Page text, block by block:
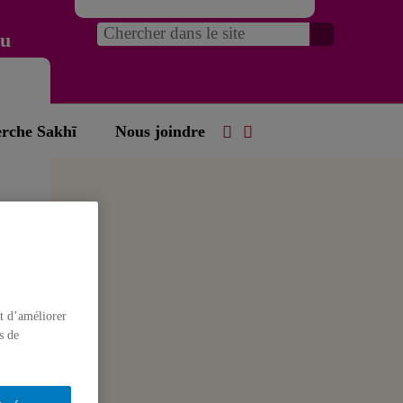
Sakhī Nous joindre
d’améliorer
de